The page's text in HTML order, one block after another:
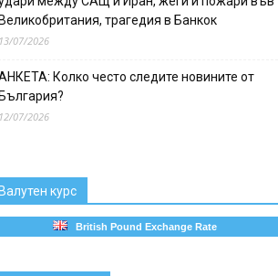
трагедия в Банкок
07/2026
Колко често следите новините от
07/2026
курс
British Pound Exchange Rate